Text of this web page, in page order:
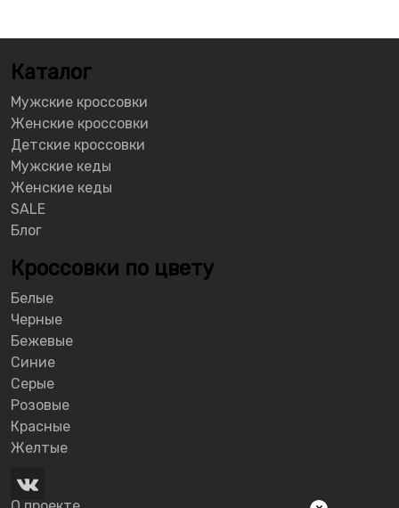
Каталог
Мужские кроссовки
Женские кроссовки
Детские кроссовки
Мужские кеды
Женские кеды
SALE
Блог
Кроссовки по цвету
Белые
Черные
Бежевые
Синие
Серые
Розовые
Красные
Желтые